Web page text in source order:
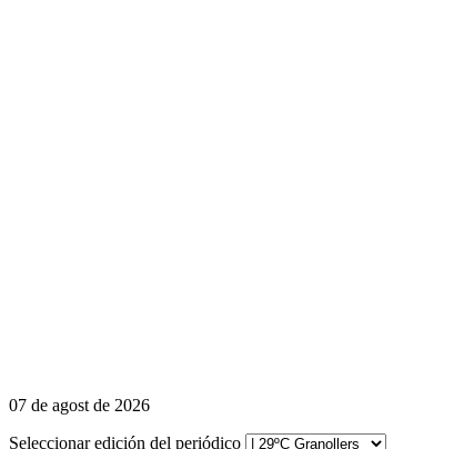
07 de agost de 2026
Seleccionar edición del periódico